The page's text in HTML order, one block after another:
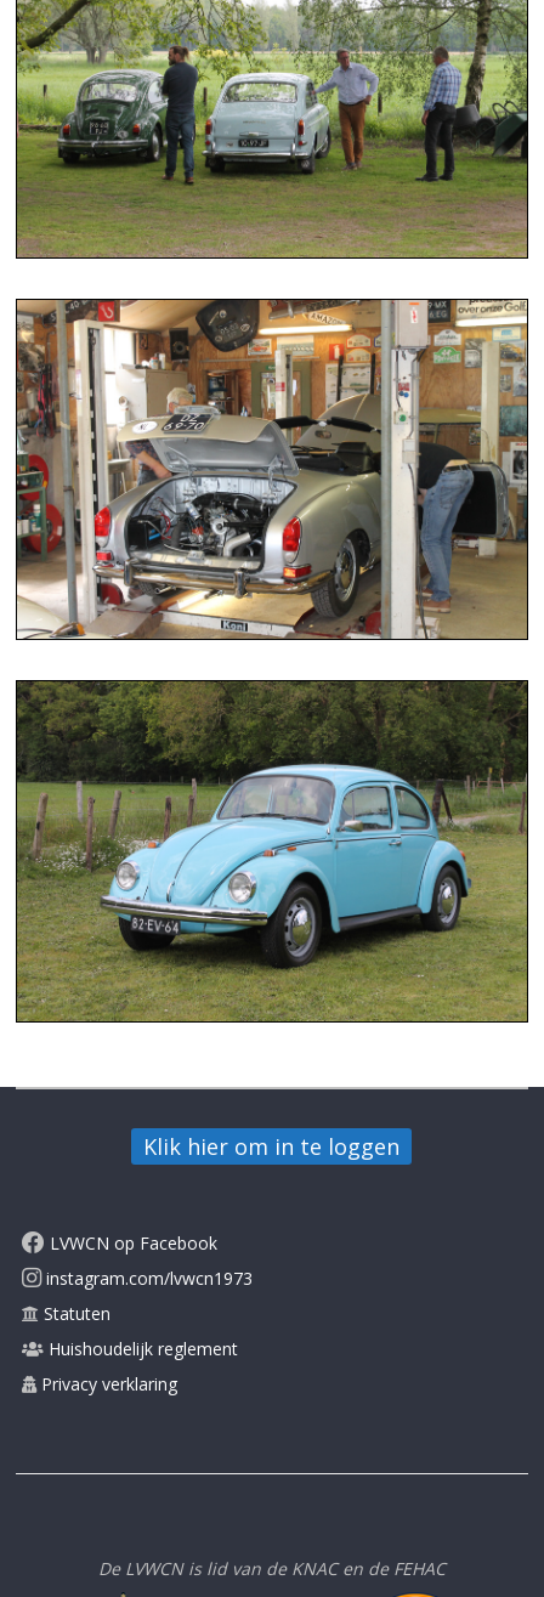
LVWCN op Facebook
instagram.com/lvwcn1973
Statuten
Huishoudelijk reglement
Privacy verklaring
De LVWCN is lid van de KNAC en de FEHAC